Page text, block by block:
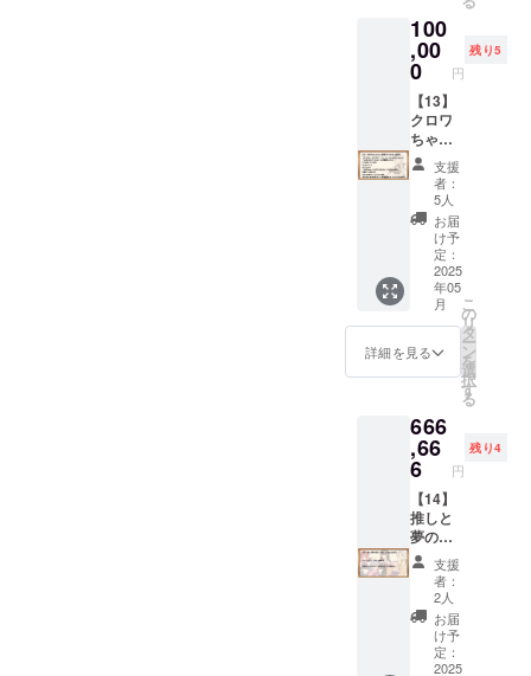
23秒）
・
COEIR
OINK紹
介動画
（再生
時間：1
分39
秒） ※
データ
形式の
リター
ンは、
メール
にてダ
ウン
ロード
先をお
伝えい
たしま
描かれ
たアク
リル
キーホ
ルダー
です。
（イラ
スト担
当：二
股試験
管様）
■「アル
マちゃ
ん」ア
クリル
キーホ
「アル
マちゃ
ストが
描かれ
たアク
リル
キーホ
ルダー
です。
（イラ
スト担
当：二
股試験
管様）
アクリ
ルスタ
ンドで
（イラ
スト担
当：ぱ
るとね
る様）
■「リリ
ンちゃ
ん」ア
クリル
キーホ
ルダー
「リリ
ンちゃ
ん」の
SDイラ
たアク
リル
キーホ
です。
（イラ
スト担
当：二
股試験
管様）
■「クロ
ワちゃ
ん」ア
グで
す。
（イラ
スト担
当：か
きほう
様）
ジーさ
ん」の
イラス
トが描
かれた
豪華デ
ザイン
のプレ
イマッ
トで
す。
（イラ
スト担
当：
ヤッペ
ン様）
ドがご
利用可
能） ■
マイク
ロファ
イバー
クロス
「リリ
ンちゃ
ん」の
イラス
トが描
かれた
マイク
ロファ
イバー
クロス
です。
（イラ
当：みU
様） ■
ポスト
カードA
「アン
ジーさ
ん」と
「アル
マちゃ
ん」の
イラス
トが描
かれた
ポスト
カード
ラン
「メン
バーズ
シッ
プ・
ゴール
ド」
に、1か
月無料
で加入
できる
コード
です。
（既存
キャラ
のアカ
ウント
３つ全
ての無
利用可
能） ■
マイク
ロファ
イバー
クロス
「リリ
ンちゃ
ん」の
イラス
トが描
かれた
マイク
ロファ
す。
■Ci-en
有料プ
ラン
「メン
バーズ
シッ
プ・
ゴール
ド」1か
月間無
料体験
コード
セット
クリエ
イター
支援サ
イト
「Ci-
ラン
「メン
バーズ
シッ
プ・
ゴール
ド」
に、1か
月無料
で加入
できる
コード
です。
（既存
トプラ
ン・ス
タン
ダー
ド」と
同一内
容の
データ
特典で
す。 ※
データ
形式の
リター
ンは、
メール
にてダ
ウン
ロード
先をお
す。
■Ci-en
有料プ
ラン
「メン
バーズ
シッ
プ・
ゴール
ド」1か
月間無
料体験
コード
セット
100
,00
0 円
残り5
【13】
クロワ
ちゃん
とこと
ん応援
プラン
(100,00
0円）
■【デー
タセッ
ト・ス
タン
ダー
ド】
「【02
トプラ
ン・ス
タン
ダー
ド」と
同一内
容の
データ
特典で
す。 ※
データ
形式の
リター
ンは、
支援
者：
5人
お届
け予
定：
2025
年05
月
詳細を見る
こ
の
リ
タ
ー
ン
を
選
択
す
る
666
,66
6 円
残り4
【14】
推しと
夢の生
活！プ
ラン
（666,6
66円）
■以下の
コース
の特典
支援
者：
2人
お届
け予
定：
2025